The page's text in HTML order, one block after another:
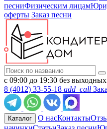
песниФизическим лицам
оферты Заказ песни
с 09:00 до 19:30 без выходных
8 (4012) 33-55-18 add_call
Каталог О насКонтакты